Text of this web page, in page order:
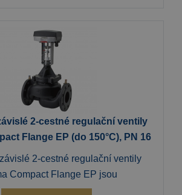
2-cestné regulační ventily
Flange EP (do 150°C), PN 16
2-cestné regulační ventily
Compact Flange EP jsou